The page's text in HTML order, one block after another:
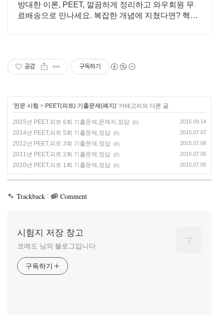
방대한 이론, PEET, 깔끔하게 정리하고 와우회원 무
료배송으로 만나세요. 복잡한 개념에 지쳤다면? 핵심
공감 구독하기
'전문 시험 > PEET(피트) 기출문제(폐지)' 카테고리의 다른 글
2015년 PEET,피트 6회 기출문제,문제지,정답 (0) 2015.09.14
2014년 PEET,피트 5회 기출문제,정답 (0) 2015.07.07
2012년 PEET,피트 3회 기출문제,정답 (0) 2015.07.06
2011년 PEET,피트 2회 기출문제,정답 (0) 2015.07.05
2010년 PEET,피트 1회 기출문제,정답 (0) 2015.07.05
Trackback : Comment
시험지 저장 창고
코에도 님의 블로그입니다.
구독하기